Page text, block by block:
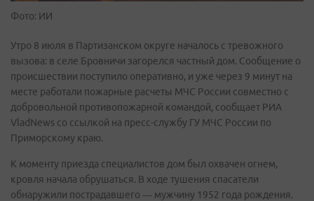
Фото: ИИ
Утро 8 июля в Партизанском округе началось с тревожного
вызова: в селе Бровничи загорелся частный дом. Сообщение о
происшествии поступило оперативно, и уже через 9 минут на
месте работали пожарные расчеты МЧС России совместно с
добровольной противопожарной командой, сообщает РИА
VladNews со ссылкой на пресс-службу ГУ МЧС России по
Приморскому краю.
К моменту приезда специалистов дом был охвачен огнем,
кровля начала обрушаться. В ходе тушения спасатели
обнаружили пострадавшего — мужчину 1952 года рождения.